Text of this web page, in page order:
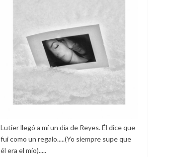
Lutier llegó a mí un día de Reyes. Él dice que
fui como un regalo.....(Yo siempre supe que
él era el mío).....